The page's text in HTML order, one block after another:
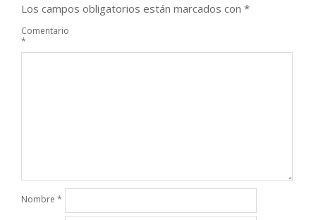
Los campos obligatorios están marcados con *
Comentario
*
Nombre *